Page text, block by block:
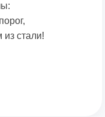
стали!